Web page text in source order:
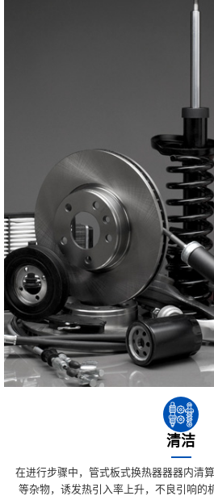
清洁
在进行步骤中，管式板式换热器器器内清
等杂物，诱发热引入率上升，不良引响的